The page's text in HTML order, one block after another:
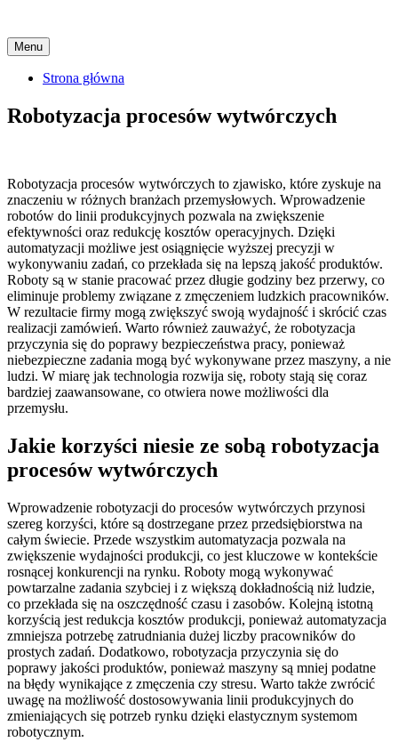
Menu Skip
to
content
Strona główna
Robotyzacja procesów wytwórczych
Robotyzacja procesów wytwórczych to zjawisko, które zyskuje na
znaczeniu w różnych branżach przemysłowych. Wprowadzenie
robotów do linii produkcyjnych pozwala na zwiększenie
efektywności oraz redukcję kosztów operacyjnych. Dzięki
automatyzacji możliwe jest osiągnięcie wyższej precyzji w
wykonywaniu zadań, co przekłada się na lepszą jakość produktów.
Roboty są w stanie pracować przez długie godziny bez przerwy, co
eliminuje problemy związane z zmęczeniem ludzkich pracowników.
W rezultacie firmy mogą zwiększyć swoją wydajność i skrócić czas
realizacji zamówień. Warto również zauważyć, że robotyzacja
przyczynia się do poprawy bezpieczeństwa pracy, ponieważ
niebezpieczne zadania mogą być wykonywane przez maszyny, a nie
ludzi. W miarę jak technologia rozwija się, roboty stają się coraz
bardziej zaawansowane, co otwiera nowe możliwości dla
przemysłu.
Jakie korzyści niesie ze sobą robotyzacja
procesów wytwórczych
Wprowadzenie robotyzacji do procesów wytwórczych przynosi
szereg korzyści, które są dostrzegane przez przedsiębiorstwa na
całym świecie. Przede wszystkim automatyzacja pozwala na
zwiększenie wydajności produkcji, co jest kluczowe w kontekście
rosnącej konkurencji na rynku. Roboty mogą wykonywać
powtarzalne zadania szybciej i z większą dokładnością niż ludzie,
co przekłada się na oszczędność czasu i zasobów. Kolejną istotną
korzyścią jest redukcja kosztów produkcji, ponieważ automatyzacja
zmniejsza potrzebę zatrudniania dużej liczby pracowników do
prostych zadań. Dodatkowo, robotyzacja przyczynia się do
poprawy jakości produktów, ponieważ maszyny są mniej podatne
na błędy wynikające z zmęczenia czy stresu. Warto także zwrócić
uwagę na możliwość dostosowywania linii produkcyjnych do
zmieniających się potrzeb rynku dzięki elastycznym systemom
robotycznym.